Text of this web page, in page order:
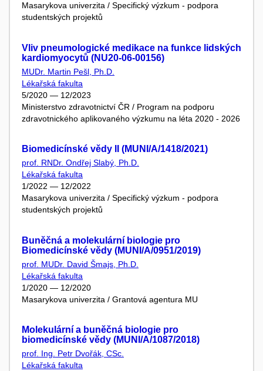
Masarykova univerzita / Specifický výzkum - podpora
studentských projektů
Vliv pneumologické medikace na funkce lidských
kardiomyocytů (NU20-06-00156)
MUDr. Martin Pešl, Ph.D.
Lékařská fakulta
5/2020 — 12/2023
Ministerstvo zdravotnictví ČR / Program na podporu
zdravotnického aplikovaného výzkumu na léta 2020 - 2026
Biomedicínské vědy II (MUNI/A/1418/2021)
prof. RNDr. Ondřej Slabý, Ph.D.
Lékařská fakulta
1/2022 — 12/2022
Masarykova univerzita / Specifický výzkum - podpora
studentských projektů
Buněčná a molekulární biologie pro
Biomedicínské vědy (MUNI/A/0951/2019)
prof. MUDr. David Šmajs, Ph.D.
Lékařská fakulta
1/2020 — 12/2020
Masarykova univerzita / Grantová agentura MU
Molekulární a buněčná biologie pro
biomedicínské vědy (MUNI/A/1087/2018)
prof. Ing. Petr Dvořák, CSc.
Lékařská fakulta